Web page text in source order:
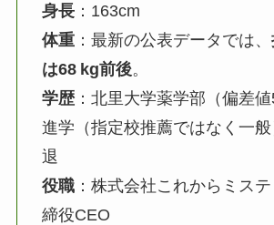
身長：163cm
体重：最新の公表データでは、
は68 kg前後。
学歴：北里大学薬学部（偏差
進学（指定校推薦ではなく一
退
役職：株式会社これからミス
締役CEO